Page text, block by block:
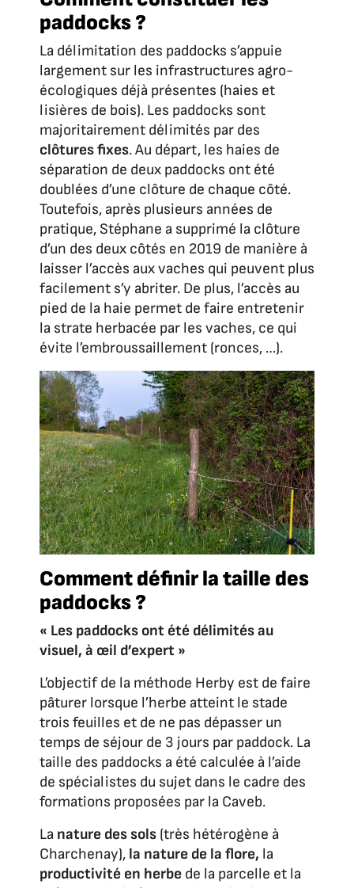
paddocks ?
La délimitation des paddocks s’appuie
largement sur les infrastructures agro-
écologiques déjà présentes (haies et
lisières de bois). Les paddocks sont
majoritairement délimités par des
clôtures fixes. Au départ, les haies de
séparation de deux paddocks ont été
doublées d’une clôture de chaque côté.
Toutefois, après plusieurs années de
pratique, Stéphane a supprimé la clôture
d’un des deux côtés en 2019 de manière à
laisser l’accès aux vaches qui peuvent plus
facilement s’y abriter. De plus, l’accès au
pied de la haie permet de faire entretenir
la strate herbacée par les vaches, ce qui
évite l’embroussaillement (ronces, …).
Comment définir la taille des
paddocks ?
« Les paddocks ont été délimités au
visuel, à œil d’expert »
L’objectif de la méthode Herby est de faire
pâturer lorsque l’herbe atteint le stade
trois feuilles et de ne pas dépasser un
temps de séjour de 3 jours par paddock. La
taille des paddocks a été calculée à l’aide
de spécialistes du sujet dans le cadre des
formations proposées par la Caveb.
La nature des sols (très hétérogène à
Charchenay), la nature de la flore, la
productivité en herbe de la parcelle et la